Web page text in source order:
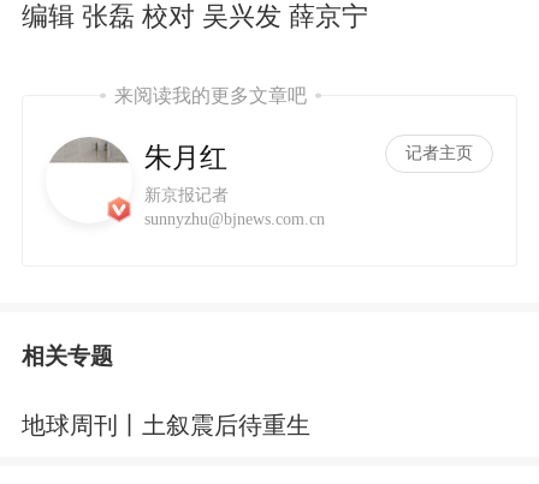
编辑 张磊 校对 吴兴发 薛京宁
来阅读我的更多文章吧
朱月红
新京报记者
记者主页
sunnyzhu@bjnews.com.cn
相关专题
地球周刊丨土叙震后待重生